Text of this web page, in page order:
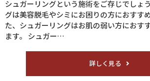
シュガーリングという施術をご存じでしょ
グは美容脱毛やシミにお困りの方におすす
た、シュガーリングはお肌の弱い方におす
ます。 シュガー…
詳しく見る